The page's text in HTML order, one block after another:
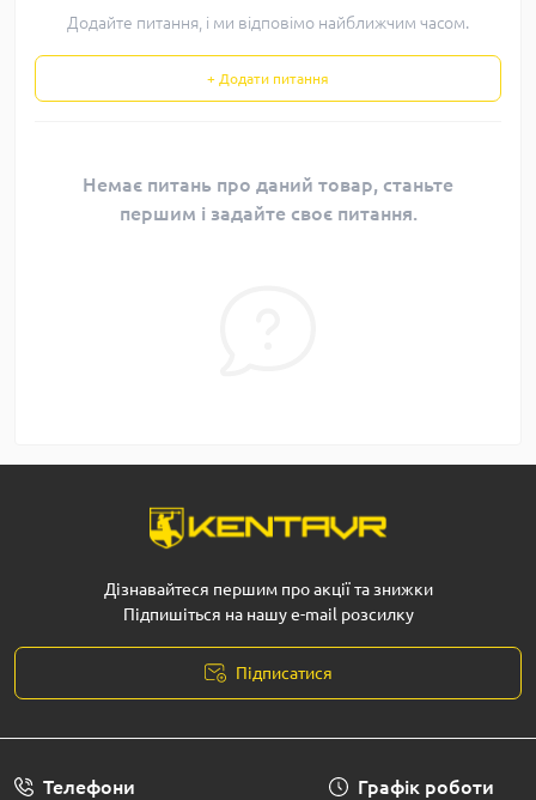
Додайте питання, і ми відповімо найближчим часом.
+ Додати питання
Немає питань про даний товар, станьте
першим і задайте своє питання.
Дізнавайтеся першим про акції та знижки
Підпишіться на нашу e-mail розсилку
Підписатися
Телефони Графік роботи